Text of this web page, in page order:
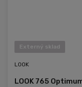
Externý sklad
LOOK
LOOK 765